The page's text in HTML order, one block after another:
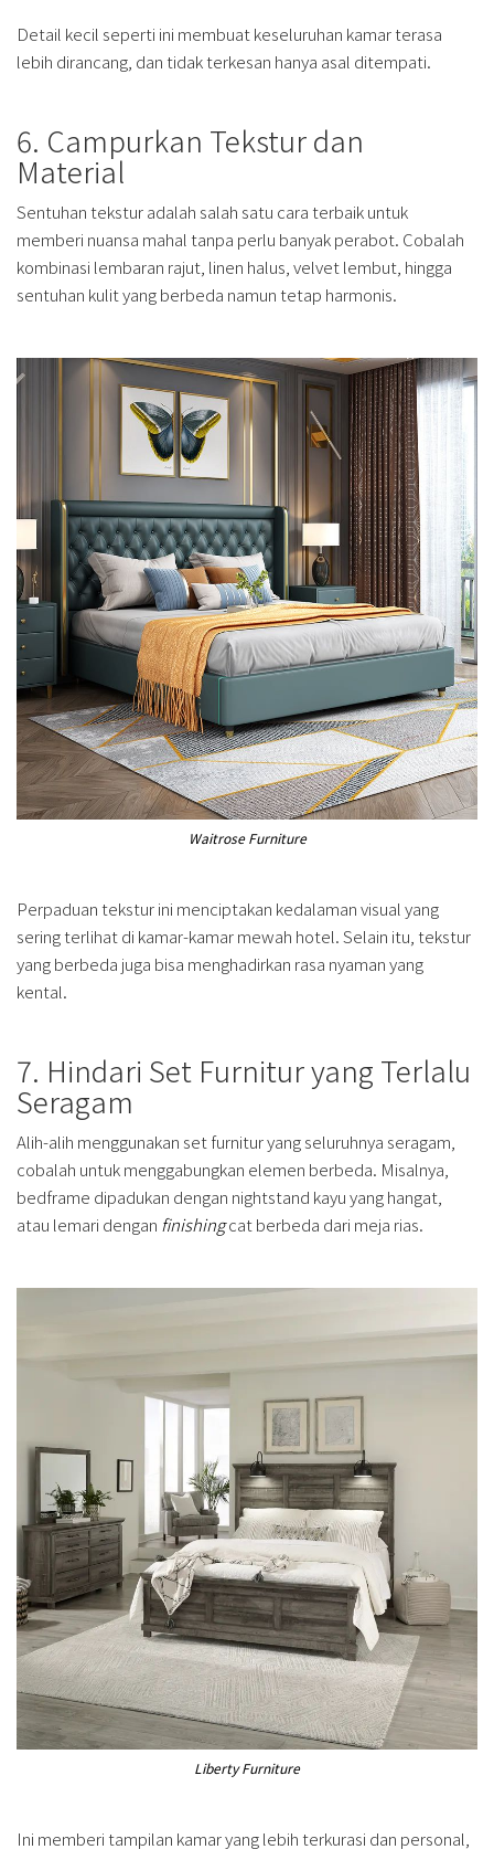
Detail kecil seperti ini membuat keseluruhan kamar terasa
lebih dirancang, dan tidak terkesan hanya asal ditempati.
6. Campurkan Tekstur dan
Material
Sentuhan tekstur adalah salah satu cara terbaik untuk
memberi nuansa mahal tanpa perlu banyak perabot. Cobalah
kombinasi lembaran rajut, linen halus, velvet lembut, hingga
sentuhan kulit yang berbeda namun tetap harmonis.
Waitrose Furniture
Perpaduan tekstur ini menciptakan kedalaman visual yang
sering terlihat di kamar-kamar mewah hotel. Selain itu, tekstur
yang berbeda juga bisa menghadirkan rasa nyaman yang
kental.
7. Hindari Set Furnitur yang Terlalu
Seragam
Alih-alih menggunakan set furnitur yang seluruhnya seragam,
cobalah untuk menggabungkan elemen berbeda. Misalnya,
bedframe dipadukan dengan nightstand kayu yang hangat,
atau lemari dengan finishingcat berbeda dari meja rias.
Liberty Furniture
Ini memberi tampilan kamar yang lebih terkurasi dan personal,